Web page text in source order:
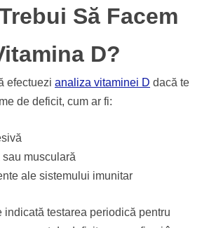
Să Facem
D?
efectuezi analiza vitaminei D dacă te
de deficit, cum ar fi:
musculară
ale sistemului imunitar
indicată testarea periodică pentru